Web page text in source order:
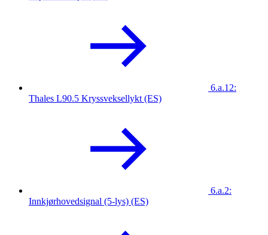
6.a.12:
Thales L90.5 Kryssveksellykt (ES)
6.a.2:
Innkjørhovedsignal (5-lys) (ES)